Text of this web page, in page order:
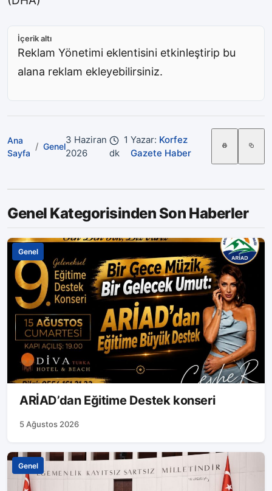
İçerik altı
Reklam Yönetimi eklentisini etkinleştirip bu
alana reklam ekleyebilirsiniz.
Ana
Sayfa
/ Genel
3 Haziran
2026
1
dk
Yazar: Korfez
Gazete Haber
Genel Kategorisinden Son Haberler
Genel
ARİAD’dan Eğitime Destek konseri
5 Ağustos 2026
Genel